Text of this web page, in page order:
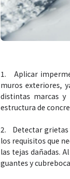
1.
Aplicar
muros exteriores,
distintas marcas y
estructura de
2.
Detectar grietas
los requisitos que
las tejas dañadas.
guantes y